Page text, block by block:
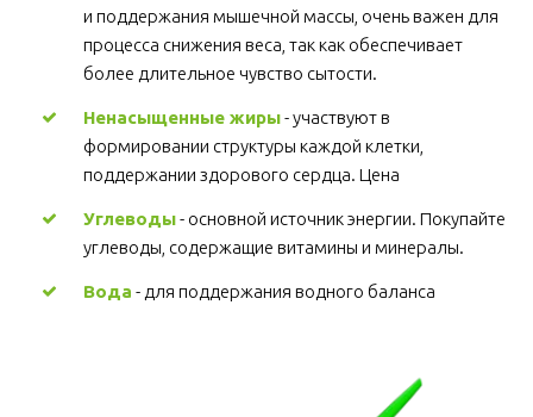
и поддержания мышечной массы, очень важен для
процесса снижения веса, так как обеспечивает
более длительное чувство сытости.
Ненасыщенные жиры - участвуют в
формировании структуры каждой клетки,
поддержании здорового сердца. Цена
Углеводы - основной источник энергии. Покупайте
углеводы, содержащие витамины и минералы.
Вода - для поддержания водного баланса